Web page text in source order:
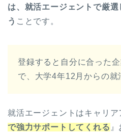
は、就活エージェントで厳
う ことです。
登録すると自分に合った
で、大学4年12月からの就
就活エージェントはキャリ
で強力サポートしてくれる